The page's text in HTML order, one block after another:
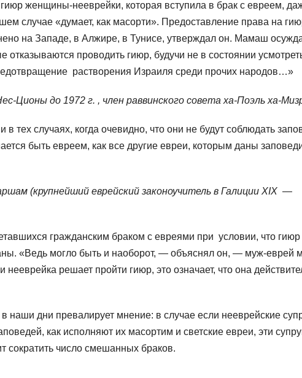
женщины-нееврейки, которая вступила в брак с евреем,
случае «думает, как масорти». Предоставление права на
на Западе, в Алжире, в Тунисе, утверждал он. Мамаш
проводить гиюр, будучи не в состоянии
растворения Израиля среди прочих народов…»
Ционы до 1972 г. , член раввинского совета ха-Поэль ха-
тех случаях, когда очевидно, что они не будут соблюдать
быть евреем, как все другие евреи, которым даны
(крупнейший еврейский законоучитель в Галиции XIX —
гражданским браком с евреями при условии, что гиюр
«Ведь могло быть и наоборот, — объяснял он, — муж-еврей
решает пройти гиюр, это означает, что она
наши дни превалирует мнение: в случае если нееврейские
как исполняют их масортим и светские евреи, эти
сократить число смешанных браков.